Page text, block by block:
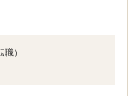
）